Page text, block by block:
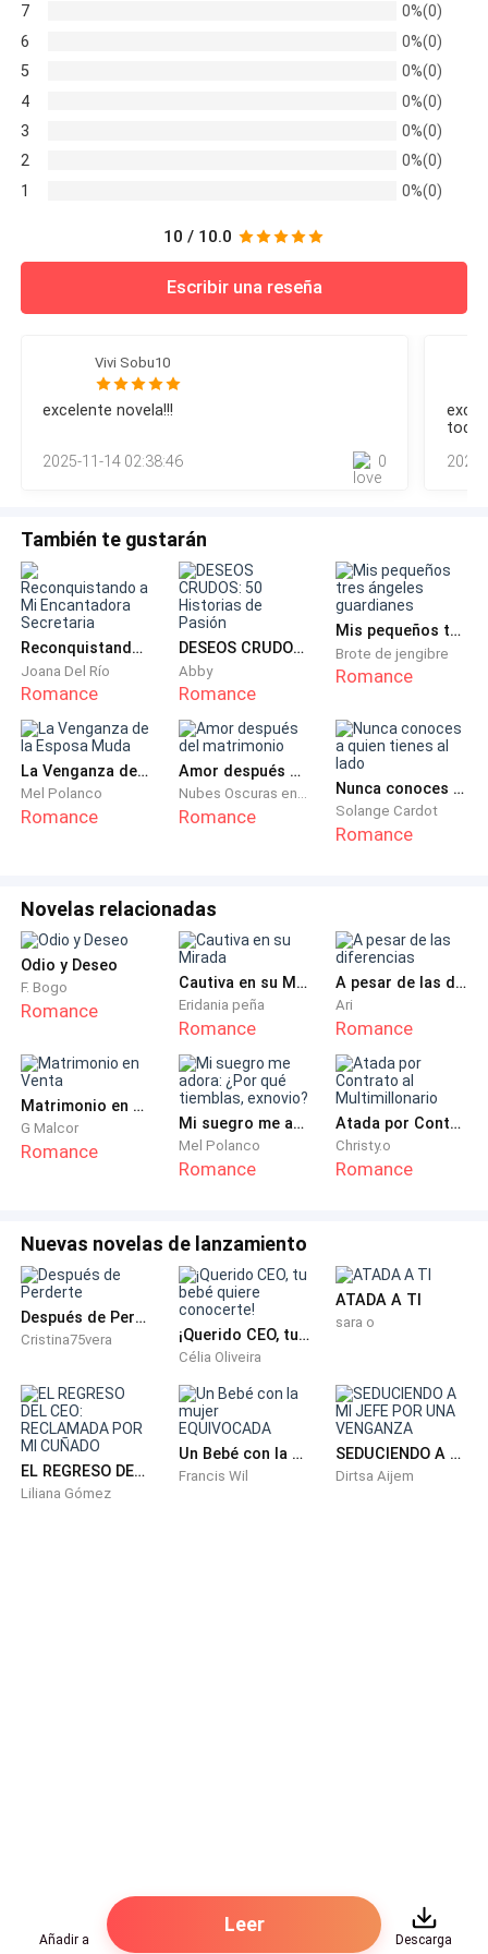
para refugiarse de los golpes.Rahyra miró hacia atrás,
donde la mitad del ejército estaba escondido detrás del
esperar a acorralar al ejército de Kaeira.La mancha borrosa
del ejercito Zorbano se
7
0%(0)
6
0%(0)
5
0%(0)
4
0%(0)
3
0%(0)
2
0%(0)
1
0%(0)
10 / 10.0
Escribir una reseña
Vivi Sobu10
excelente novela!!!
2025-11-14 02:38:46 0
También te gustarán
Reconquistando a Mi Encantadora Secretaria
Joana Del Río
Romance
DESEOS CRUDOS: 50 Historias de Pasión
Abby
Romance
Mis pequeños tres ángeles guardianes
Brote de jengibre
Romance
La Venganza de la Esposa Muda
Mel Polanco
Romance
Amor después del matrimonio
Nubes Oscuras en Retorno
Romance
Nunca conoces a quien tienes al lado
Solange Cardot
Romance
Novelas relacionadas
Odio y Deseo
F. Bogo
Romance
Cautiva en su Mirada
Eridania peña
Romance
A pesar de las diferencias
Ari
Romance
Matrimonio en Venta
G Malcor
Romance
Mi suegro me adora: ¿Por qué tiemblas, exnovio?
Mel Polanco
Romance
Atada por Contrato al Multimillonario
Christy.o
Romance
Nuevas novelas de lanzamiento
Después de Perderte
Cristina75vera ¡Querido CEO, tu bebé quiere conocerte!
Célia Oliveira
ATADA A TI
sara o
EL REGRESO DEL CEO: RECLAMADA POR MI CUÑADO
Liliana Gómez
Un Bebé con la mujer EQUIVOCADA
Francis Wil
SEDUCIENDO A MI JEFE POR UNA VENGANZA
Dirtsa Aijem
Añadir a
Leer
Descarga